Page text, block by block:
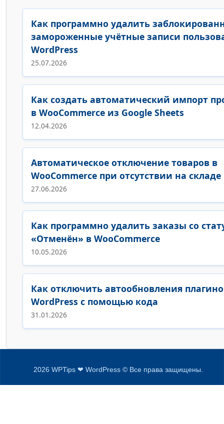
Как программно удалить
замороженные учётные записи
WordPress
25.07.2026
Как создать автоматический импорт
в WooCommerce из Google Sheets
12.04.2026
Автоматическое отключение товаров в
WooCommerce при отсутствии на складе
27.06.2026
Как программно удалить заказы со
«Отменён» в WooCommerce
10.05.2026
Как отключить автообновления
WordPress с помощью кода
31.01.2026
2026 WPTips ❤ WordPress © Все права защищены.